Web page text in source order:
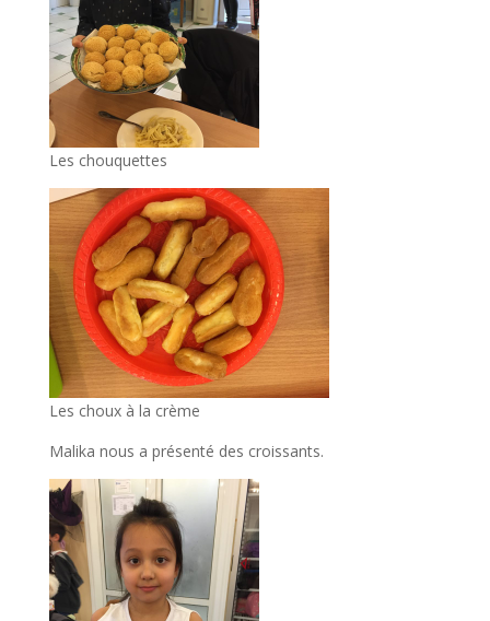
Les chouquettes
Les choux à la crème
Malika nous a présenté des croissants.